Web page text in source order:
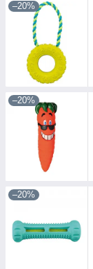
–20%
–20%
–20%